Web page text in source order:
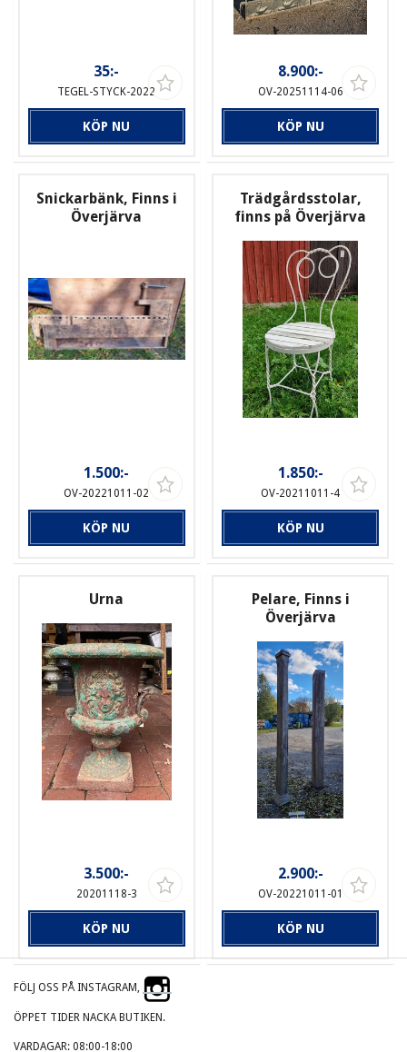
35:-
TEGEL-STYCK-2022
KÖP NU
8.900:-
OV-20251114-06
KÖP NU
Snickarbänk, Finns i
Överjärva
1.500:-
OV-20221011-02
KÖP NU
Trädgårdsstolar,
finns på Överjärva
1.850:-
OV-20211011-4
KÖP NU
Urna
3.500:-
20201118-3
KÖP NU
Pelare, Finns i
Överjärva
2.900:-
OV-20221011-01
KÖP NU
FÖLJ OSS PÅ INSTAGRAM,
ÖPPET TIDER NACKA BUTIKEN.
VARDAGAR: 08:00-18:00